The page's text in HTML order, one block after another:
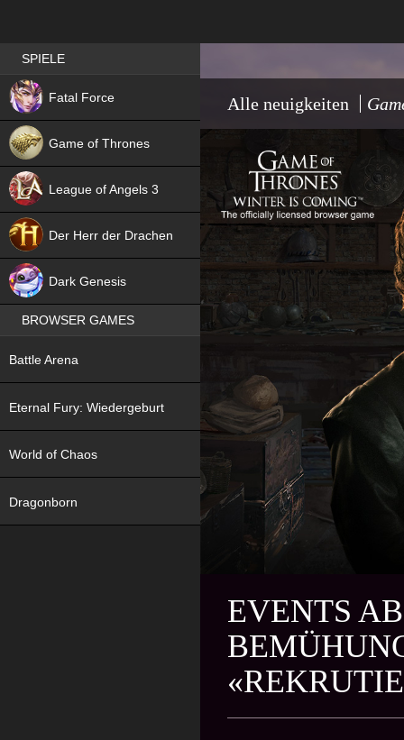
Alle neuigkeiten
EVENTS AB
Best RPG games in Germany
SPIELE
Fatal Force
NEW
Game of Thrones
League of Angels 3
Der Herr der Drachen
Dark Genesis
BROWSER GAMES
Battle Arena
Eternal Fury: Wiedergeburt
World of Chaos
Dragonborn